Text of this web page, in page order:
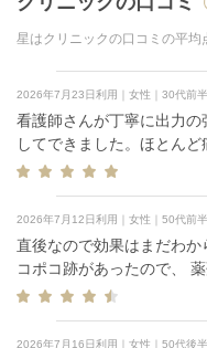
星はクリニックの口コミの平均
2026年7月23日利用｜女性｜30代前半
看護師さんが丁寧に出力
してできました。ほとん
めかみなど部位によっては
た。院内も綺麗で清潔感が
す。
2026年7月12日利用｜女性｜50代前半
直後なので効果はまだわ
コポコ跡があったので、
た。 痛みは場所により強
2026年7月16日利用｜女性｜50代後半